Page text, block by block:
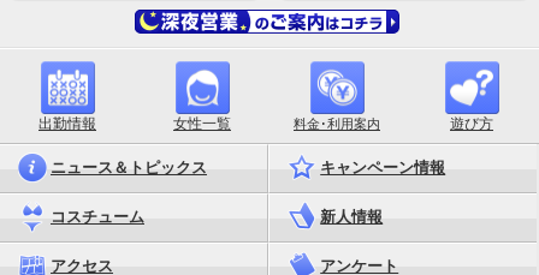
出勤情報 女性一覧 料金･利用案内 遊び方
ニュース＆トピックス キャンペーン情報
コスチューム 新人情報
アクセス アンケート